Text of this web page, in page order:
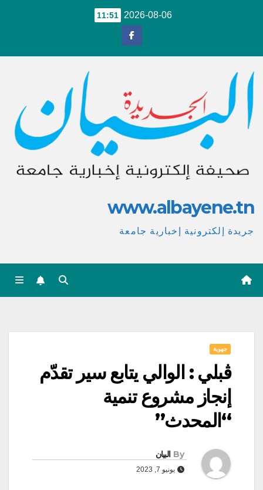
2026-08-06
11:51
www.albayene.tn
جريدة إلكترونية إخبارية جامعة
جهوية
ڨبلي : الوالي يتابع سير تقدّم
إنجاز مشروع تنمية
“المحدث”
By البيان
يونيو 7, 2023